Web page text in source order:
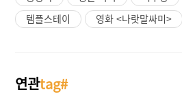
템플스테이
영화 <나랏말싸미>
연관tag#